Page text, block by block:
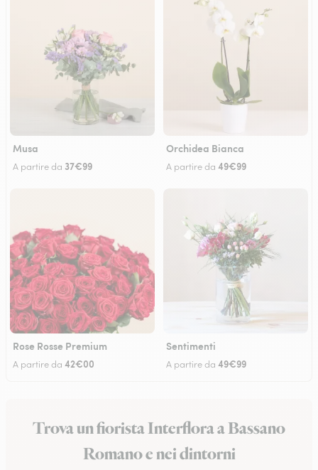
Musa
A partire da 37€99
Orchidea Bianca
A partire da 49€99
Rose Rosse Premium
A partire da 42€00
Sentimenti
A partire da 49€99
Trova un fiorista Interflora a Bassano
Romano e nei dintorni